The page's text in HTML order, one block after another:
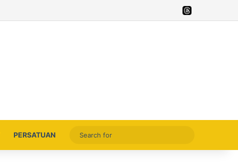
YouTubeInstagram
PERSATUAN
for